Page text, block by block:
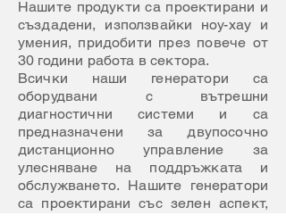
Нашите продукти са проектирани и
създадени, използвайки ноу-хау и
умения, придобити през повече от
30 години работа в сектора.
Всички наши генератори са
оборудвани с вътрешни
диагностични системи и са
предназначени за двупосочно
дистанционно управление за
улесняване на поддръжката и
обслужването. Нашите генератори
са проектирани със зелен аспект,